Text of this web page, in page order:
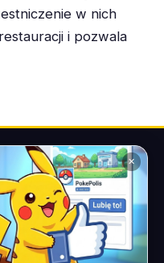
w nich
i pozwala
POKÉDEX I
POMOC I
KONTAKT
Kontakt
Wsparcie
Polub nas
✕